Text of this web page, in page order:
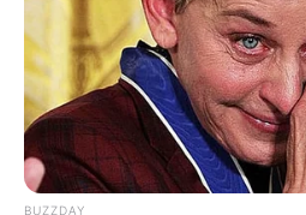
BUZZDAY